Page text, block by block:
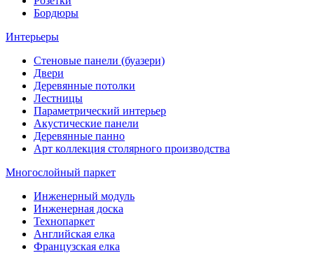
Бордюры
Интерьеры
Стеновые панели (буазери)
Двери
Деревянные потолки
Лестницы
Параметрический интерьер
Акустические панели
Деревянные панно
Арт коллекция столярного производства
Многослойный паркет
Инженерный модуль
Инженерная доска
Технопаркет
Английская елка
Французская елка